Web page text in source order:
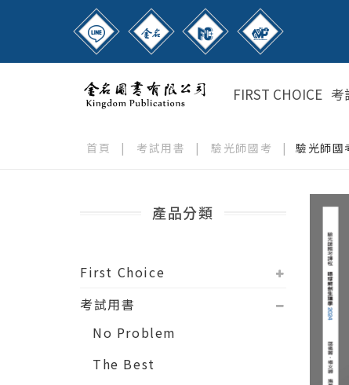
FIRST CHOICE 考
首頁 | 考試用書 | 驗光師國考 | 驗光師國
產品分類
First Choice
考試用書
No Problem
The Best